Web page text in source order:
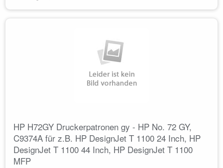
HP H72GY Druckerpatronen gy - HP No. 72 GY,
C9374A für z.B. HP DesignJet T 1100 24 Inch, HP
DesignJet T 1100 44 Inch, HP DesignJet T 1100
MFP